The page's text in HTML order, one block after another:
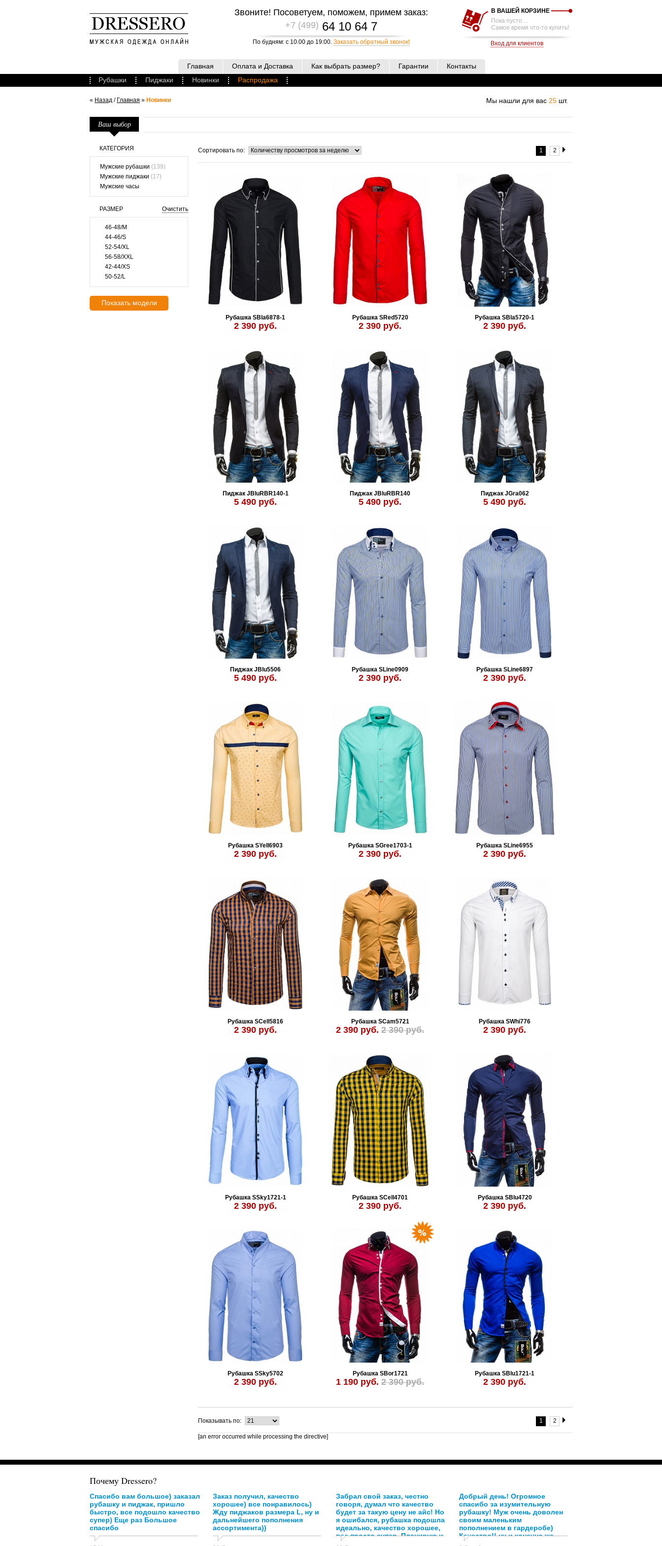
Звоните! Посоветуем, поможем, примем заказ:
+7 (499) 64 10 64 7
По будням: с 10.00 до 19:00. Заказать обратный звонок!
В ВАШЕЙ КОРЗИНЕ
Пока пусто…
Самое время что-то купить!
Вход для клиентов
Главная Оплата и Доставка Как выбрать размер? Гарантии
Контакты
Рубашки
Пиджаки Новинки Распродажа
Мы нашли для вас 25 шт.
« Назад / Главная » Новинки
Ваш выбор
КАТЕГОРИЯ
Мужские рубашки (139)
Мужские пиджаки (17)
Мужские часы
РАЗМЕР Очистить
46-48/M
44-46/S
52-54/XL
56-58/XXL
42-44/XS
50-52/L
Показать модели
1 2
Сортировать по:
Рубашка SBla6878-1
2 390 руб.
Рубашка SRed5720
2 390 руб.
Рубашка SBla5720-1
2 390 руб.
Пиджак JBluRBR140-1
5 490 руб.
Пиджак JBluRBR140
5 490 руб.
Пиджак JGra062
5 490 руб.
Пиджак JBlu5506
5 490 руб.
Рубашка SLine0909
2 390 руб.
Рубашка SLine6897
2 390 руб.
Рубашка SYell6903
2 390 руб.
Рубашка SGree1703-1
2 390 руб.
Рубашка SLine6955
2 390 руб.
Рубашка SCell5816
2 390 руб.
Рубашка SCam5721
2 390 руб. 2 390 руб.
Рубашка SWhi776
2 390 руб.
Рубашка SSky1721-1
2 390 руб.
Рубашка SCell4701
2 390 руб.
Рубашка SBlu4720
2 390 руб.
Рубашка SSky5702
2 390 руб.
Рубашка SBor1721
1 190 руб. 2 390 руб.
Рубашка SBlu1721-1
2 390 руб.
1 2
Показывать по:
[an error occurred while processing the directive]
Почему Dressero?
Спасибо вам большое) заказал
рубашку и пиджак, пришло
быстро, все подошло качество
супер) Еще раз Большое
спасибо
Заказ получил, качество
хорошее) все понравилось)
Жду пиджаков размера L, ну и
дальнейшего пополнения
ассортимента))
Забрал свой заказ, честно
говоря, думал что качество
будет за такую цену не айс! Но
я ошибался, рубашка подошла
идеально, качество хорошее,
все просто супер. Планирую и
в дальнейшем заказывать у
Добрый день! Огромное
спасибо за изумительную
рубашку! Муж очень доволен
своим маленьким
пополнением в гардеробе)
Качество!! ну и конечно же
спасибо Анастасии,за её